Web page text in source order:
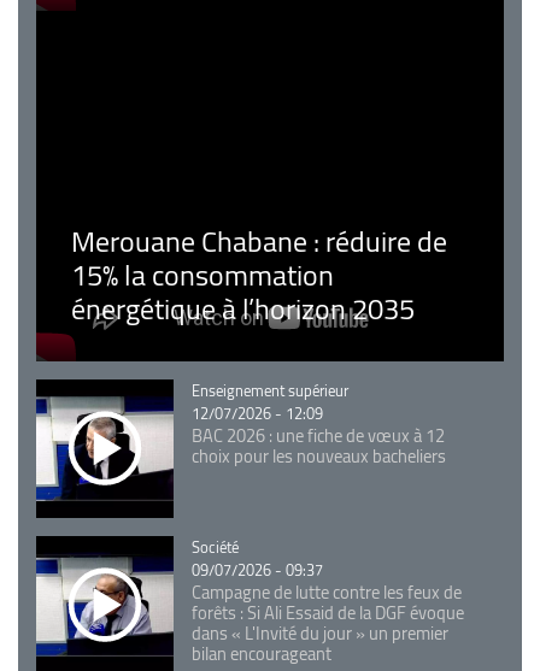
Merouane Chabane : réduire de
15% la consommation
énergétique à l’horizon 2035
Catégorie
Enseignement supérieur
12/07/2026 - 12:09
BAC 2026 : une fiche de vœux à 12
choix pour les nouveaux bacheliers
Catégorie
Société
09/07/2026 - 09:37
Campagne de lutte contre les feux de
forêts : Si Ali Essaid de la DGF évoque
dans « L'Invité du jour » un premier
bilan encourageant